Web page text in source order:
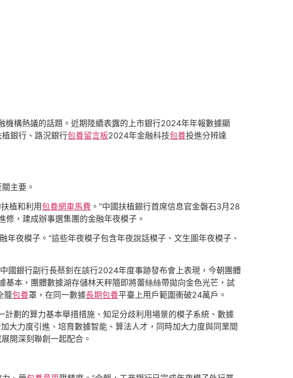
機構熱議的話題。近期陸續表露的上市銀行2024年年報數據顯
銀行、路況銀行包養留言板2024年金融科技包養投進分辨達
主要。
植和利用包養網車馬費 。”中國扶植銀行首席信息官金磐石3月28
，建成辦事選集團的金融年夜模子。
夜模子。“這些年夜模子包含年夜說話模子、文生圖年夜模子、
國銀行副行長蔡釗在該行2024年度事跡發布會上表現，今朝團體
本，團體數據湖存儲林天秤隨即將蕾絲絲帶拋向金色光芒，試
籠包養罩，在同一數據長期包養平臺上用戶範圍衝破24萬戶。
劃的算力基本舉措措施、知足分歧利用場景的模子系統、數據
大力度引進、培育數據智能、算法人才，同時加大力度與同業間
開深刻聯創一起配合。